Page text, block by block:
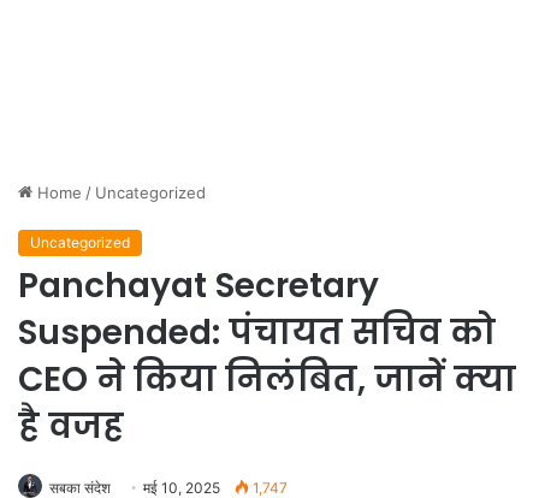
Home / Uncategorized
Uncategorized
Panchayat Secretary
Suspended: पंचायत सचिव को
CEO ने किया निलंबित, जानें क्या
है वजह
सबका संदेश मई 10, 2025 1,747